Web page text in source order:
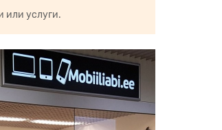
или услуги.